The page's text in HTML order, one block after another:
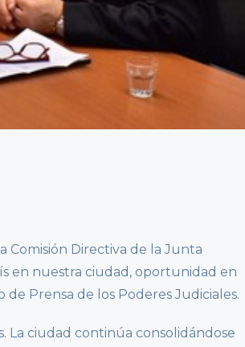
Comisión Directiva de la Junta
en nuestra ciudad, oportunidad en
de Prensa de los Poderes Judiciales.
La ciudad continúa consolidándose